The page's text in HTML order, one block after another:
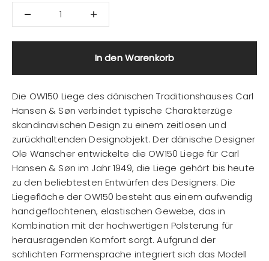
In den Warenkorb
Die OW150 Liege des dänischen Traditionshauses Carl
Hansen & Søn verbindet typische Charakterzüge
skandinavischen Design zu einem zeitlosen und
zurückhaltenden Designobjekt. Der dänische Designer
Ole Wanscher entwickelte die OW150 Liege für Carl
Hansen & Søn im Jahr 1949, die Liege gehört bis heute
zu den beliebtesten Entwürfen des Designers. Die
Liegefläche der OW150 besteht aus einem aufwendig
handgeflochtenen, elastischen Gewebe, das in
Kombination mit der hochwertigen Polsterung für
herausragenden Komfort sorgt. Aufgrund der
schlichten Formensprache integriert sich das Modell